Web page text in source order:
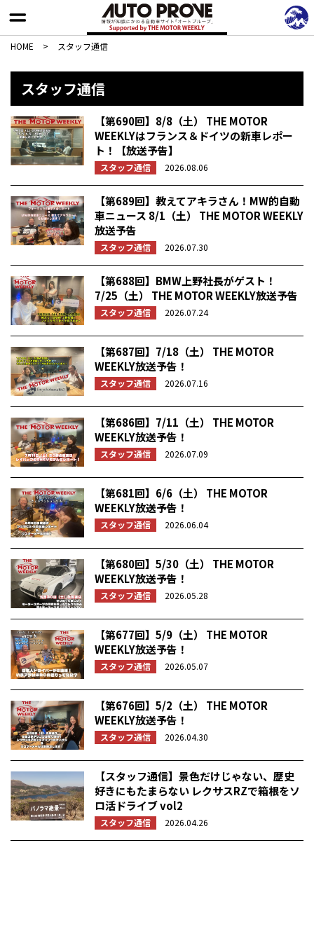
HOME > スタッフ通信
スタッフ通信
【第690回】8/8（土） THE MOTOR
WEEKLYはフランス＆ドイツの新車レポー
ト！【放送予告】
スタッフ通信 2026.08.06
【第689回】教えてアキラさん！MW的自動
車ニュース 8/1（土） THE MOTOR WEEKLY
放送予告
スタッフ通信 2026.07.30
【第688回】BMW上野社長がゲスト！
7/25（土） THE MOTOR WEEKLY放送予告
スタッフ通信 2026.07.24
【第687回】7/18（土） THE MOTOR
WEEKLY放送予告！
スタッフ通信 2026.07.16
【第686回】7/11（土） THE MOTOR
WEEKLY放送予告！
スタッフ通信 2026.07.09
【第681回】6/6（土） THE MOTOR
WEEKLY放送予告！
スタッフ通信 2026.06.04
【第680回】5/30（土） THE MOTOR
WEEKLY放送予告！
スタッフ通信 2026.05.28
【第677回】5/9（土） THE MOTOR
WEEKLY放送予告！
スタッフ通信 2026.05.07
【第676回】5/2（土） THE MOTOR
WEEKLY放送予告！
スタッフ通信 2026.04.30
【スタッフ通信】景色だけじゃない、歴史
好きにもたまらない レクサスRZで箱根をソ
ロ活ドライブ vol2
スタッフ通信 2026.04.26